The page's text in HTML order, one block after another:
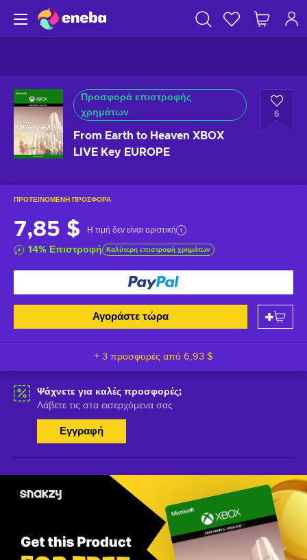
Προσφορά επιστροφής
χρημάτων
From Earth to Heaven XBOX
LIVE Key EUROPE
6
ΠΡΟΤΕΙΝΌΜΕΝΗ ΠΡΟΣΦΟΡΆ
7,85 $ Η τιμή δεν είναι οριστική
14% Επιστροφή Καλύτερη επιστροφή χρημάτων
Αγοράστε τώρα
+ 3 προσφορές από 6,93 $
Ψάχνετε για καλές προσφορές;
Λάβετε τις στα εισερχόμενα σας
Εγγραφή